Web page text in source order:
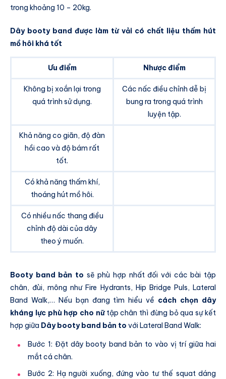
trong khoảng 10 – 20kg.
Dây booty band được làm từ vải có chất liệu thấm hút
mồ hôi khá tốt
Ưu điểm Nhược điểm
Không bị xoắn lại trong
quá trình sử dụng.
Các nấc điều chỉnh dễ bị
bung ra trong quá trình
luyện tập.
Khả năng co giãn, độ đàn
hồi cao và độ bám rất
tốt.
Có khả năng thấm khí,
thoáng hút mồ hôi.
Có nhiều nấc thang điều
chỉnh độ dài của dây
theo ý muốn.
Booty band bản to sẽ phù hợp nhất đối với các bài tập
chân, đùi, mông như Fire Hydrants, Hip Bridge Puls, Lateral
Band Walk,… Nếu bạn đang tìm hiểu về cách chọn dây
kháng lực phù hợp cho nữtập chân thì đừng bỏ qua sự kết
hợp giữa Dây booty band bản to với Lateral Band Walk:
Bước 1: Đặt dây booty band bản to vào vị trí giữa hai
mắt cá chân.
Bước 2: Hạ người xuống, đứng vào tư thế squat dáng